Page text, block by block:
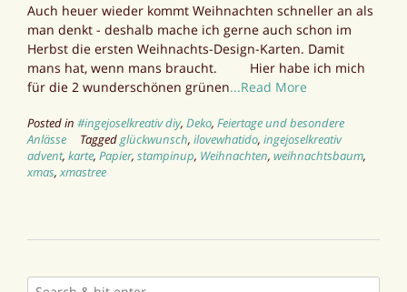
Auch heuer wieder kommt Weihnachten schneller an als
man denkt - deshalb mache ich gerne auch schon im
Herbst die ersten Weihnachts-Design-Karten. Damit
mans hat, wenn mans braucht. Hier habe ich mich
für die 2 wunderschönen grünen...Read More
Posted in #ingejoselkreativ diy, Deko, Feiertage und besondere
Anlässe
Taggedglückwunsch, ilovewhatido, ingejoselkreativ
advent, karte, Papier, stampinup, Weihnachten, weihnachtsbaum,
xmas, xmastree